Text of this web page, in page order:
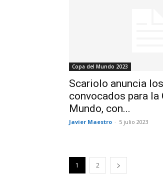
Copa del Mundo 2023
Scariolo anuncia
convocados para la
Mundo, con...
Javier Maestro - 5 julio 2023
1 2